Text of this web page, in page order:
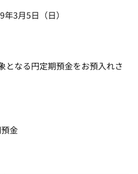
3月5日（日）
となる円定期預金をお預入れさ
金